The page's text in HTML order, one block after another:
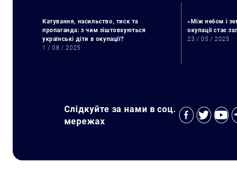
Катування, насильство, тиск та
пропаганда: з чим зіштовхуються
українські діти в окупації?
1 / 08 / 2025
«Між небом і
окупації стає
23 / 05 / 2025
Слідкуйте за нами в соц.
мережах